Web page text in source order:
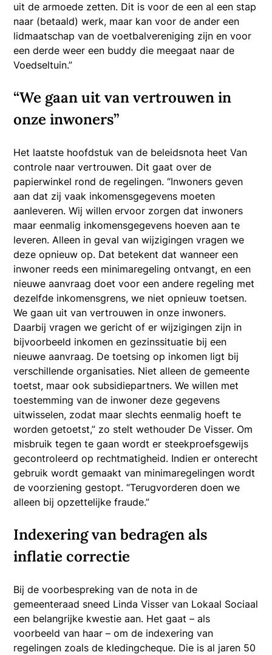
uit de armoede zetten. Dit is voor de een al een stap
naar (betaald) werk, maar kan voor de ander een
lidmaatschap van de voetbalvereniging zijn en voor
een derde weer een buddy die meegaat naar de
Voedseltuin.”
“We gaan uit van vertrouwen in
onze inwoners”
Het laatste hoofdstuk van de beleidsnota heet Van
controle naar vertrouwen. Dit gaat over de
papierwinkel rond de regelingen. “Inwoners geven
aan dat zij vaak inkomensgegevens moeten
aanleveren. Wij willen ervoor zorgen dat inwoners
maar eenmalig inkomensgegevens hoeven aan te
leveren. Alleen in geval van wijzigingen vragen we
deze opnieuw op. Dat betekent dat wanneer een
inwoner reeds een minimaregeling ontvangt, en een
nieuwe aanvraag doet voor een andere regeling met
dezelfde inkomensgrens, we niet opnieuw toetsen.
We gaan uit van vertrouwen in onze inwoners.
Daarbij vragen we gericht of er wijzigingen zijn in
bijvoorbeeld inkomen en gezinssituatie bij een
nieuwe aanvraag. De toetsing op inkomen ligt bij
verschillende organisaties. Niet alleen de gemeente
toetst, maar ook subsidiepartners. We willen met
toestemming van de inwoner deze gegevens
uitwisselen, zodat maar slechts eenmalig hoeft te
worden getoetst,” zo stelt wethouder De Visser. Om
misbruik tegen te gaan wordt er steekproefsgewijs
gecontroleerd op rechtmatigheid. Indien er onterecht
gebruik wordt gemaakt van minimaregelingen wordt
de voorziening gestopt. “Terugvorderen doen we
alleen bij opzettelijke fraude.”
Indexering van bedragen als
inflatie correctie
Bij de voorbespreking van de nota in de
gemeenteraad sneed Linda Visser van Lokaal Sociaal
een belangrijke kwestie aan. Het gaat – als
voorbeeld van haar – om de indexering van
regelingen zoals de kledingcheque. Die is al jaren 50